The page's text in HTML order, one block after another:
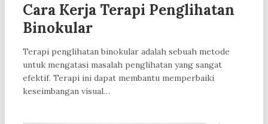
Cara Kerja Terapi Penglihatan
Binokular
Terapi penglihatan binokular adalah sebuah metode
untuk mengatasi masalah penglihatan yang sangat
efektif. Terapi ini dapat membantu memperbaiki
keseimbangan visual…